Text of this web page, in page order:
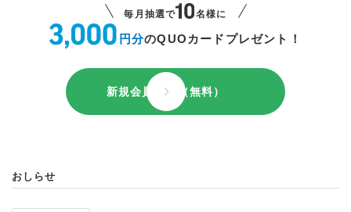
毎月抽選で 名様に
円分のQUOカードプレゼント！
新規会員登録（無料）
おしらせ